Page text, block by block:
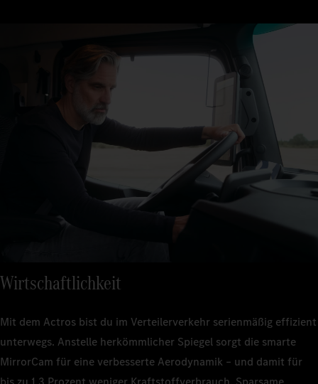
Wirtschaftlichkeit
Mit dem Actros bist du im Verteilerverkehr serienmäßig effizient
unterwegs. Anstelle herkömmlicher Spiegel sorgt die smarte
MirrorCam für eine verbesserte Aerodynamik – und damit für